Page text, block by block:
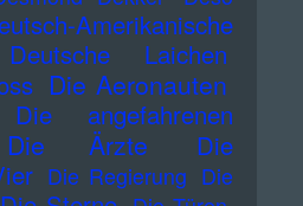
Amerikanische
Deutsche Laichen
Die Aeronauten
Die angefahrenen
Die Ärzte
Die
Die Regierung Die